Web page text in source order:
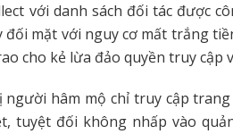
với danh sách đối tác được
đối mặt với nguy cơ mất trắng
cho kẻ lừa đảo quyền truy cập
người hâm mộ chỉ truy cập
tuyệt đối không nhấp vào